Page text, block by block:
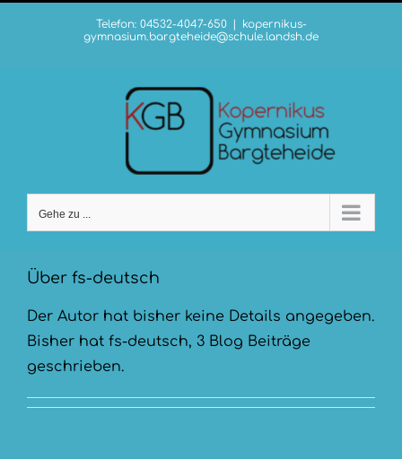
Telefon: 04532-4047-650
kopernikus-
gymnasium.bargteheide@schule.landsh.de
Gehe zu ...
Über fs-deutsch
Der Autor hat bisher keine Details angegeben.
Bisher hat fs-deutsch, 3 Blog Beiträge
geschrieben.